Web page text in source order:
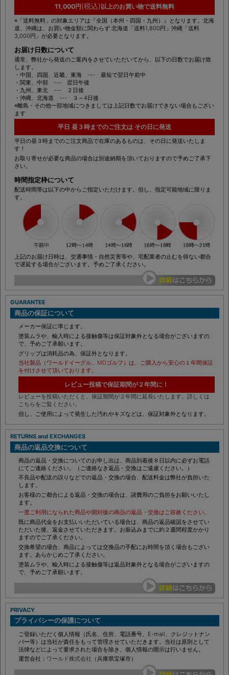
11,000円 (税込) 以上のお買い物で送料無料
※「送料無料」の対象エリアは『全国（本州・四国・九州）』となります。北海
道、沖縄は、お買い物金額に関わらず 北海道「送料1,800円」沖縄「送料
3,000円」が必要となります。
お届け日数について
通常、弊社から発送のご案内をさせていただいてから、以下の日数でお届け致
します。
・中国、四国、近畿、東海 --- 最短で翌日午前中
・関東、中部 --- 翌日午後
・九州、東北 --- ２日後
・沖縄、北海道 --- ３～4日後
※離島・その他一部地域につきましては上記日数でお届けできない場合もござい
ます
平日 昼３時までのご注文は その日に発送
平日の昼３時までのご注文商品で在庫のあるものは、その日に発送いたしま
す！
お取り寄せが必要な商品の場合は別途納期を頂いておりますので予めご了承下
さい。
時間指定枠について
配送時間帯は以下の中からご指定いただけます。但し、指定可能地域に限りま
す。
上記のお届け日時は、交通事情・自然災害等や、宅配業者の止むを得ない都合
で遅延する場合がございます。予めご了承ください。
GUARANTEE
商品の保証について
メーカー保証に準じます。
塗装ムラや、輸入時による接触傷等は保証対象外となる場合がございますの
で、予めご了承願います。
グリップは消耗品の為、保証外となります。
当社製品（ワールドイーグル、MDゴルフ）は、ご購入から安心の１年間保証
を付けさせて頂いております。
レビュー投稿で保証期間が２年間に！
レビューを投稿いただくと、保証期間が２年間に延長いたします。詳しくは
こちらをご覧ください。
但し、ご使用によって発生した汚れやキズなどは、保証対象外となります。
RETURNS and EXCHANGES
商品の返品交換について
商品の返品・交換についてのお申し出は、商品到着後８日以内に必ずお電話
にてご連絡ください。（ご連絡なき返品・交換はご遠慮ください。）
不良品や配送の誤りなどでの返品・交換の場合、配送料金は弊社が負担いた
します。
お客様のご都合による返品・交換の場合は、諸費用のご負担をお願いいたし
ます。
一度ご利用になられた商品や開封後の商品の返品・交換はご容赦ください。
既に商品代金をお支払いいただいている場合は、商品の返品確認をさせてい
ただいた後、返金させていただきます。お振込みまでに約２週間程度かかり
ますのでご了承ください。
交換希望の場合、商品によっては交換品の手配にお時間を頂く場合もござい
ます。あらかじめご了承ください。
塗装ムラや、輸入時による接触傷等は返品対象外となる場合がございますの
で、予めご了承願います。
PRIVACY
プライバシーの保護について
ご登録いただく個人情報（氏名、住所、電話番号、E-mail、クレジットナン
バー等）は当社が責任をもって管理させていただきます。当社は原則として
法律などによって要求された場合を除き、個人情報の開示は行いません。
運営会社：
ワールド株式会社 （兵庫県宝塚市）